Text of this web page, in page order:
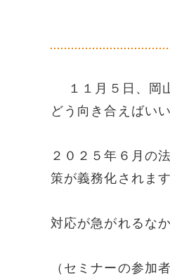
１１月５日、岡
どう向き合えばい
２０２５年６月の
策が義務化されま
対応が急がれるな
（セミナーの参加